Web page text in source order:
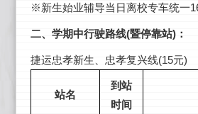
※新生始业辅导当日离校专车统一
二、学期中行驶路线(暨停靠站)：
捷运忠孝新生、忠孝复兴线(15元)
站名
到站
时间